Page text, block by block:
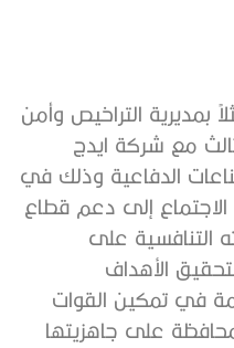
بمديرية التراخيص وأمن
مع شركة ايدج
الدفاعية وذلك في
إلى دعم قطاع
التنافسية على
الأهداف
في تمكين القوات
على جاهزيتها